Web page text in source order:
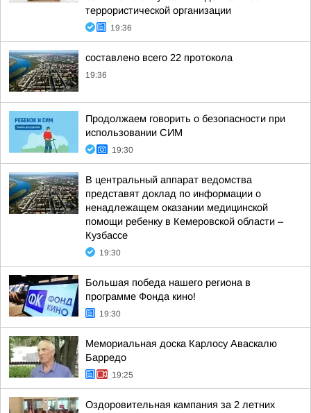
террористической организации
19:36
составлено всего 22 протокола
19:36
Продолжаем говорить о безопасности при
использовании СИМ
19:30
В центральный аппарат ведомства
представят доклад по информации о
ненадлежащем оказании медицинской
помощи ребенку в Кемеровской области –
Кузбассе
19:30
Большая победа нашего региона в
программе Фонда кино!
19:30
Мемориальная доска Карлосу Аваскалю
Барредо
19:25
Оздоровительная кампания за 2 летних